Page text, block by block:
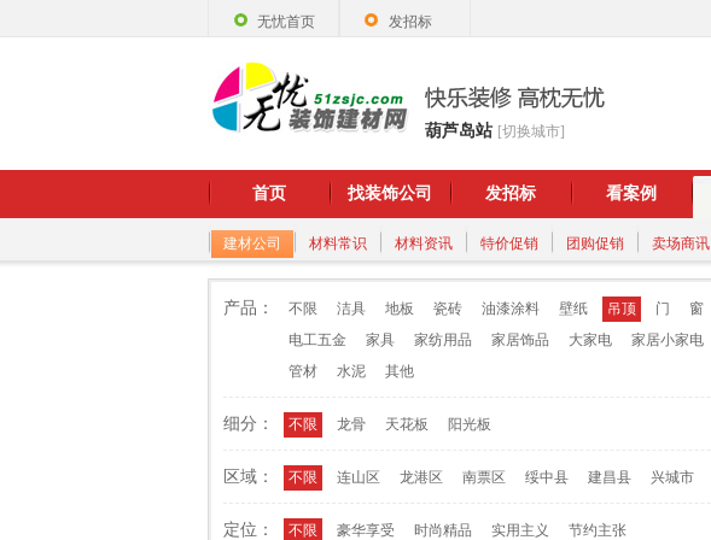
无忧首页 发招标
葫芦岛站 [切换城市]
首页 找装饰公司 发招标 看案例
建材公司 材料常识 材料资讯 特价促销 团购促销 卖场商讯
产品： 不限 洁具 地板 瓷砖 油漆涂料 壁纸 吊顶 门 窗
电工五金
家具 家纺用品 家居饰品 大家电 家居小家电
管材
水泥 其他
细分： 不限 龙骨 天花板 阳光板
区域： 不限 连山区 龙港区 南票区 绥中县 建昌县 兴城市
定位： 不限 豪华享受 时尚精品 实用主义 节约主张